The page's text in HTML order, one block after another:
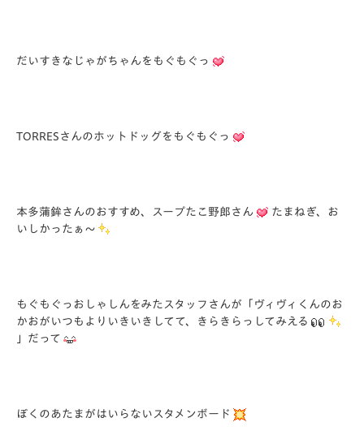
だいすきなじゃがちゃんをもぐもぐっ
TORRESさんのホットドッグをもぐもぐっ
本多蒲鉾さんのおすすめ、スープたこ野郎さん
たまねぎ、お
いしかったぁ～
もぐもぐっおしゃしんをみたスタッフさんが「ヴィヴィくんのお
かおがいつもよりいきいきしてて、きらきらっしてみえる
」だって
ぼくのあたまがはいらないスタメンボード